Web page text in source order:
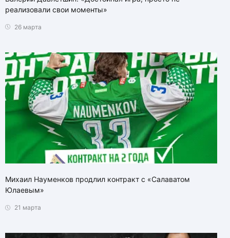
реализовали свои моменты»
26 марта
Михаил Науменков продлил контракт с «Салаватом
Юлаевым»
21 марта